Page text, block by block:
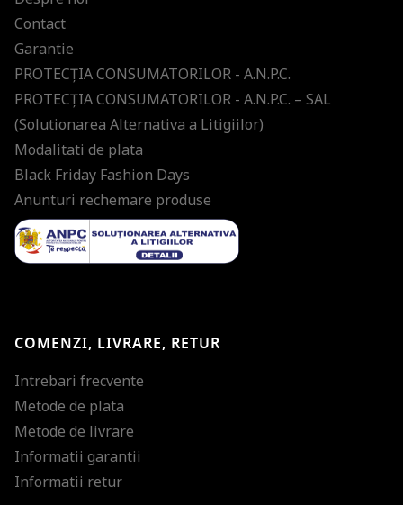
Contact
Garantie
PROTECŢIA CONSUMATORILOR - A.N.P.C.
PROTECŢIA CONSUMATORILOR - A.N.P.C. – SAL
(Solutionarea Alternativa a Litigiilor)
Modalitati de plata
Black Friday Fashion Days
Anunturi rechemare produse
COMENZI, LIVRARE, RETUR
Intrebari frecvente
Metode de plata
Metode de livrare
Informatii garantii
Informatii retur